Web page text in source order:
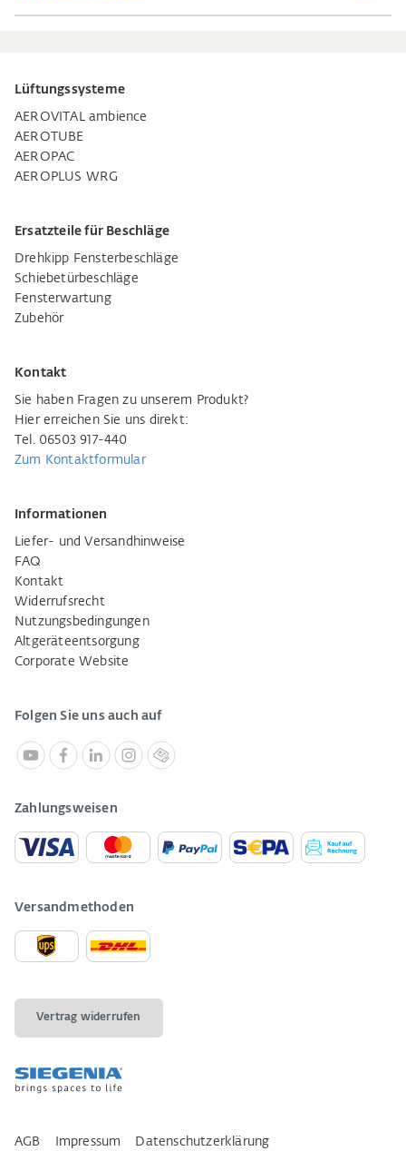
Lüftungssysteme
AEROVITAL ambience
AEROTUBE
AEROPAC
AEROPLUS WRG
Ersatzteile für Beschläge
Drehkipp Fensterbeschläge
Schiebetürbeschläge
Fensterwartung
Zubehör
Kontakt
Sie haben Fragen zu unserem Produkt?
Hier erreichen Sie uns direkt:
Tel. 06503 917-440
Zum Kontaktformular
Informationen
Liefer- und Versandhinweise
FAQ
Kontakt
Widerrufsrecht
Nutzungsbedingungen
Altgeräteentsorgung
Corporate Website
Folgen Sie uns auch auf
Zahlungsweisen
Versandmethoden
Vertrag widerrufen
AGB Impressum Datenschutzerklärung